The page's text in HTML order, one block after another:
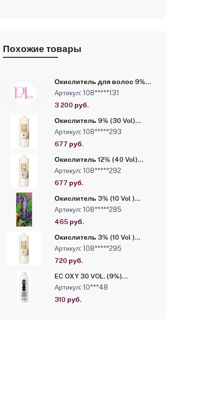
Похожие товары
Окислитель для волос 9%
Luxor Professional, 5000 мл
IT
Артикул: 108*****131
3 200 руб.
Окислитель 9% (30 Vol)
Luxor Professional, 1000 мл
IN Cosm
Артикул: 108*****293
677 руб.
Окислитель 12% (40 Vol)
Luxor Professional, 1000 мл.
IN Cosm
Артикул: 108*****292
677 руб.
Окислитель 3% (10 Vol )
Platinum Luxor Professional,
250 мл IN Cosm
Артикул: 108*****285
465 руб.
Окислитель 3% (10 Vol )
Luxor Professional, 1000 мл
IN Cosm ИТАЛИЯ
Артикул: 108*****295
720 руб.
EC OXY 30 VOL. (9%)
HYDROGEN PEROXIDE
STABILIZEDCREAM ECHOS
LINE Окислительная
Артикул: 10***48
310 руб.